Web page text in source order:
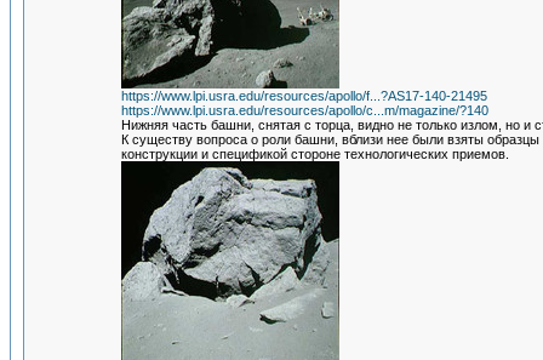
https://www.lpi.usra.edu/resources/apollo/f...?AS17-140-21495
https://www.lpi.usra.edu/resources/apollo/c...m/magazine/?140
Нижняя часть башни, снятая с торца, видно не только излом, но
К существу вопроса о роли башни, вблизи нее были взяты
конструкции и спецификой стороне технологических приемов.